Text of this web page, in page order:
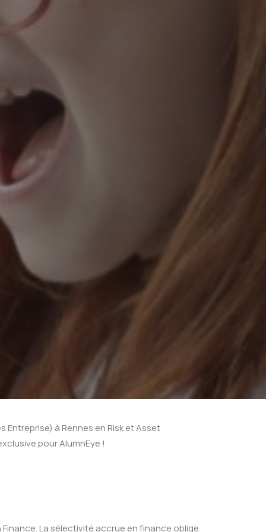
Entreprise) à Rennes en Risk et Asset
pour AlumnEye !
La sélectivité accrue en finance oblige